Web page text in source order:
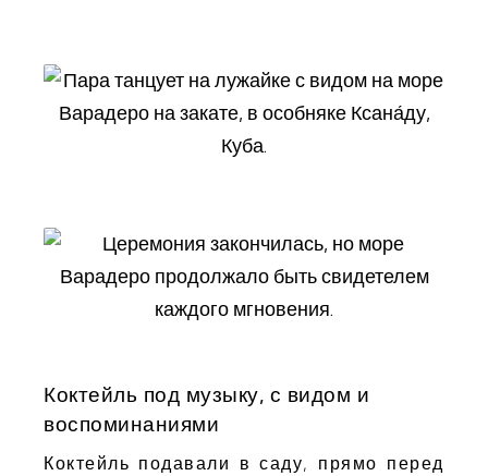
Коктейль под музыку, с видом и
воспоминаниями
Коктейль подавали в саду, прямо перед